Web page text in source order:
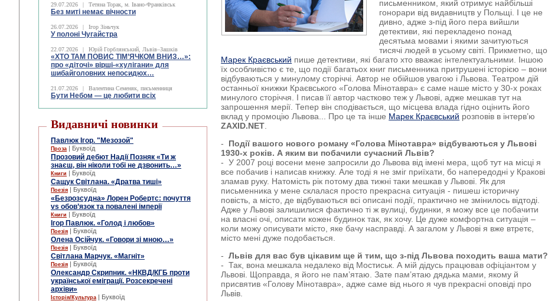
29.07.2026 | Тетяна Торак, м. Івано-Франківськ
Без миті немає вічности
26.07.2026 | Ігор Зіньчук
У полоні Чугайстра
22.07.2026 | Юрій Горблянський, Львів–Зашків
«ХТО ТАМ ПОВИС ТІМ’ЯЧКОМ ВНИЗ…»:
про «діточі» вірші-«хулігани» для
шибайголовних непосидюх…
21.07.2026 | Валентина Семеняк, письменниця
Бути Небом ― це любити всіх
Видавничі новинки
Павлюк Ігор. "Мезозой"
Проза | Буквоїд
Прозовий дебют Надії Позняк «Ти ж
знаєш, він ніколи тобі не дзвонить…»
Книги | Буквоїд
Сащук Світлана. «Дратва тиші»
Поезія | Буквоїд
«Безрозсудна» Лорен Робертс: почуття
vs обов’язок та повалені імперії
Книги | Буквоїд
Ігор Павлюк. «Голод і любов»
Поезія | Буквоїд
Олена Осійчук. «Говори зі мною…»
Поезія | Буквоїд
Світлана Марчук. «Магніт»
Поезія | Буквоїд
Олександр Скрипник. «НКВД/КГБ проти
української еміграції. Розсекречені
архіви»
Історія/Культура | Буквоїд
письменником, який отримує найбільші
гонорари від видавництв у Польщі. І це не
дивно, адже з-під його пера вийшли
детективи, які перекладено понад
десятьма мовами і якими зачитуються
тисячі людей в усьому світі. Прикметно, що
Марек Краєвський пише детективи, які багато хто вважає інтелектуальними. Іншою
їх особливістю є те, що події багатьох книг письменника притрушені історією – вони
відбуваються у минулому сторіччі. Автор не обійшов увагою і Львова. Театром дій
останньої книжки Краєвського «Голова Мінотавра» є саме наше місто у 30-х роках
минулого сторіччя. І писав її автор частково теж у Львові, адже мешкав тут на
запрошення мерії. Тепер він сподівається, що місцева влада гідно оцінить його
вклад у промоцію Львова... Про це та інше Марек Краєвський розповів в інтерв’ю
ZAXID.NET
- Події вашого нового роману «Голова Мінотавра» відбуваються у Львові
1930-х років. А яким ви побачили сучасний Львів?
- У 2007 році восени мене запросили до Львова від імені мера, щоб тут на місці я
все побачив і написав книжку. Але тоді я не зміг приїхати, бо напередодні у Кракові
зламав руку. Натомість рік потому два тижні таки мешкав у Львові. Як для
письменника у мене склалася просто прекрасна ситуація - пишеш історичну
повість, а місто, де відбуваються всі описані події, практично не змінилось відтоді.
Адже у Львові залишилися фактично ті ж вулиці, будинки, я можу все це побачити
на власні очі, описати кожен будинок так, як хочу. Це дуже комфортна ситуація –
коли можу описувати місто, яке бачу насправді. А загалом у Львові я вже втретє,
місто мені дуже подобається.
-Львів для вас був цікавим ще й тим, що з-під Львова походить ваша мати?
- Так, вона мешкала недалеко від Мостиськ. А мій дідусь працював офіціантом у
Львові. Щоправда, я його не пам’ятаю. Зате пам’ятаю дядька мами, якому й
присвятив «Голову Мінотавра», адже саме від нього я чув прекрасні оповіді про
Львів.